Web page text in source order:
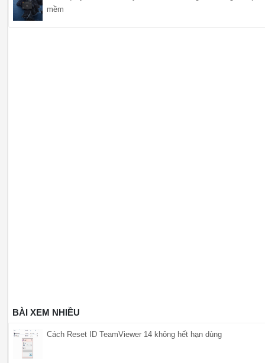
mềm
BÀI XEM NHIỀU
Cách Reset ID TeamViewer 14 không hết hạn dùng